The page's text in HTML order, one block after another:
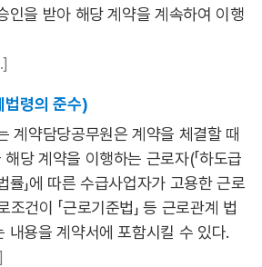
인을 받아 해당 계약을 계속하여 이행
령의 준수)
계약담당공무원은 계약을 체결할 때
당 계약을 이행하는 근로자(「하도급
」에 따른 수급사업자가 고용한 근로
건이 「근로기준법」 등 근로관계 법
내용을 계약서에 포함시킬 수 있다.